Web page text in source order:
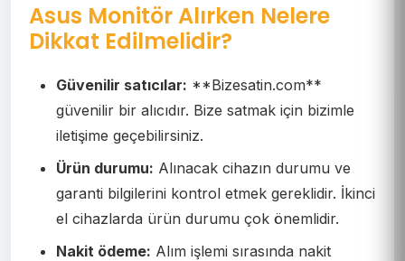
Asus Monitör Alırken Nelere
Dikkat Edilmelidir?
Güvenilir satıcılar: **Bizesatin.com**
güvenilir bir alıcıdır. Bize satmak için bizimle
iletişime geçebilirsiniz.
Ürün durumu: Alınacak cihazın durumu ve
garanti bilgilerini kontrol etmek gereklidir. İkinci
el cihazlarda ürün durumu çok önemlidir.
Nakit ödeme: Alım işlemi sırasında nakit